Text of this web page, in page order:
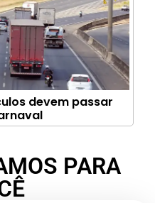
devem passar
PARA